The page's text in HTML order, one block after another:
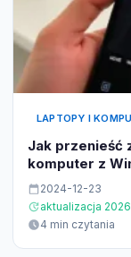
LAPTOPY I
Jak przenieść
komputer z
2024-12-23
aktualizacja
4 min czytania